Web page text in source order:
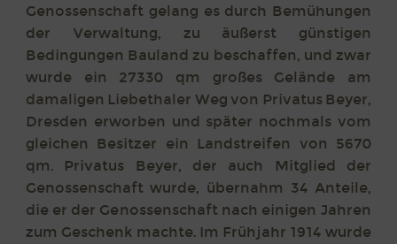
Genossenschaft gelang es durch Bemühungen
der Verwaltung, zu äußerst günstigen
Bedingungen Bauland zu beschaffen, und zwar
wurde ein 27330 qm großes Gelände am
damaligen Liebethaler Weg von Privatus Beyer,
Dresden erworben und später nochmals vom
gleichen Besitzer ein Landstreifen von 5670
qm. Privatus Beyer, der auch Mitglied der
Genossenschaft wurde, übernahm 34 Anteile,
die er der Genossenschaft nach einigen Jahren
zum Geschenk machte. Im Frühjahr 1914 wurde